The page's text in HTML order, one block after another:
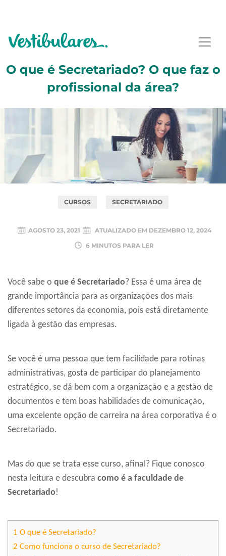
O que é Secretariado? O que faz o
profissional da área?
CURSOS SECRETARIADO
AGOSTO 23, 2021 ATUALIZADO EM DEZEMBRO 12, 2024
6 MINUTOS PARA LER
Você sabe o que é Secretariado? Essa é uma área de
grande importância para as organizações dos mais
diferentes setores da economia, pois está diretamente
ligada à gestão das empresas.
Se você é uma pessoa que tem facilidade para rotinas
administrativas, gosta de participar do planejamento
estratégico, se dá bem com a organização e a gestão de
documentos e tem boas habilidades de comunicação,
uma excelente opção de carreira na área corporativa é o
Secretariado.
Mas do que se trata esse curso, afinal? Fique conosco
nesta leitura e descubra como é a faculdade de
Secretariado!
1 O que é Secretariado?
2 Como funciona o curso de Secretariado?